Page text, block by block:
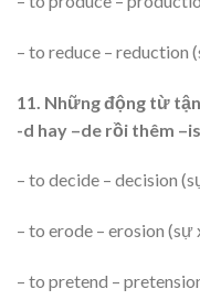
– to reduce – reduction
11. Những động từ
-d hay –de rồi thêm
– to decide – decision
– to erode – erosion (sự
– to pretend –